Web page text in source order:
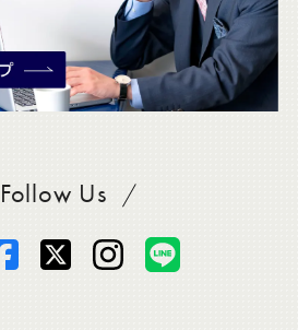
Follow UsSADAをフォロー
オ
オ
オ